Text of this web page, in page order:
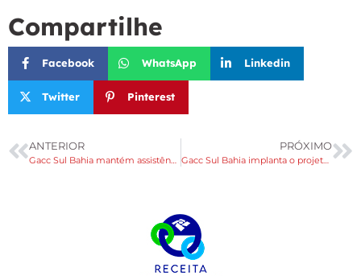
Compartilhe
Facebook WhatsApp Linkedin
Twitter Pinterest
ANTERIOR
Gacc Sul Bahia mantém assistência à crianças e adolescentes com câncer
PRÓXIMO
Gacc Sul Bahia implanta o projeto Cofrinho do Bem